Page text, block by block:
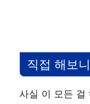
직접 해보
사실 이 모든 걸